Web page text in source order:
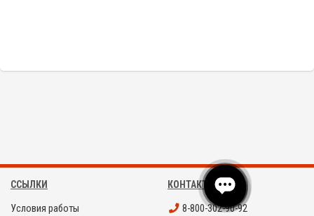
ССЫЛКИ
Условия работы
КОНТАКТЫ
8-800-302-90-92